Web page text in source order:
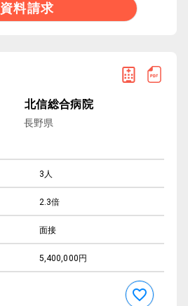
資料請求
北信総合病院
長野県
3人
2.3倍
面接
5,400,000円